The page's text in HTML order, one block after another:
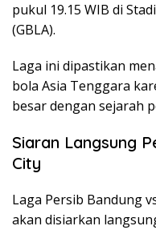
pukul 19.15 WIB di
(GBLA).
Laga ini dipastikan
bola Asia Tenggara
besar dengan sejarah
Siaran Langsung
City
Laga Persib Bandung
akan disiarkan